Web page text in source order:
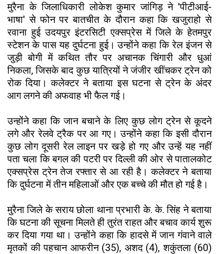
मुरैना के जिलाधिकारी लोकेश कुमार जांगिड़ ने 'पीटीआई-
भाषा' से फोन पर बातचीत के दौरान कहा कि खजुराहो से
रवाना हुई उदयपुर इंटरसिटी एक्सप्रेस में जिले के हेतमपुर
स्टेशन के पास यह दुर्घटना हुई। उन्होंने कहा कि रेल इंजन से
जुड़ी बोगी में कथित तौर पर अचानक चिंगारी और धुआं
निकला, जिसके बाद कुछ यात्रियों ने जंजीर खींचकर ट्रेन को
रोक दिया। कलेक्टर ने बताया इस घटना से ट्रेन के अंदर
आग लगने की अफवाह भी फैल गई।
उन्होंने कहा कि जान बचाने के लिए कुछ लोग ट्रेन से कूदने
लगे और रेलवे ट्रैक पर आ गए। उन्होंने कहा कि इसी दौरान
कुछ लोग दूसरी रेल लाइन पर खड़े हो गए और उन्हें यह नहीं
पता चला कि बगल की पटरी पर दिल्ली की ओर से पातालकोट
एक्सप्रेस ट्रेन तेज रफ्तार से आ रही है। कलेक्टर ने बताया
कि दुर्घटना में तीन महिलाओं और एक बच्चे की मौत हो गई है।
मुरैना जिले के सराय छोला थाना प्रभारी के. के. सिंह ने बताया
कि घटना की सूचना मिलते ही तुरंत राहत और बचाव कार्य शुरू
कर दिया गया था। उन्होंने कहा कि हादसे में जान गंवाने वाले
मृतकों की पहचान आफरीन (35), अशद (4), शकुंतला (60)